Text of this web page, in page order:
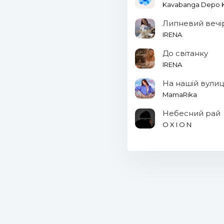
Kavabanga Depo
Липневий
IRENA
До світанку
IRENA
На нашій
MamaRika
Небесний рай
O X I O N